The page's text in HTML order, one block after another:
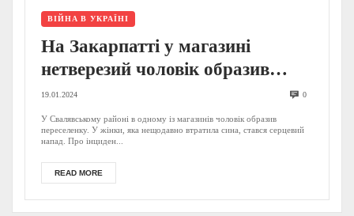
ВІЙНА В УКРАЇНІ
На Закарпатті у магазині
нетверезий чоловік образив
переселенку із Миколаївщини, у
якої син загинув на фронті
19.01.2024 0
У Свалявському районі в одному із магазинів чоловік образив
переселенку. У жінки, яка нещодавно втратила сина, стався серцевий
напад. Про інциден...
READ MORE